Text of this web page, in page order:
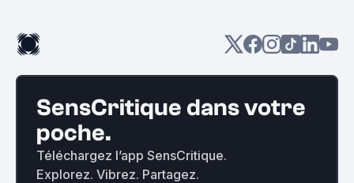
SensCritique dans votre
poche.
Téléchargez l’app SensCritique.
Explorez. Vibrez. Partagez.